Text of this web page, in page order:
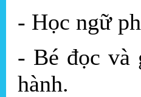
- Học ngữ
- Bé đọc và
hành.